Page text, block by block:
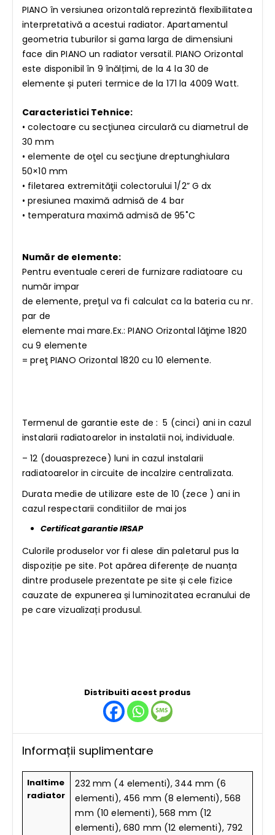
PIANO în versiunea orizontală reprezintă flexibilitatea
interpretativă a acestui radiator. Apartamentul
geometria tuburilor si gama larga de dimensiuni
face din PIANO un radiator versatil. PIANO Orizontal
este disponibil în 9 înălțimi, de la 4 la 30 de
elemente și puteri termice de la 171 la 4009 Watt.
Caracteristici Tehnice:
• colectoare cu secţiunea circulară cu diametrul de
30 mm
• elemente de oţel cu secţiune dreptunghiulara
50×10 mm
• filetarea extremităţii colectorului 1/2” G dx
• presiunea maximă admisă de 4 bar
• temperatura maximă admisă de 95˚C
Număr de elemente:
Pentru eventuale cereri de furnizare radiatoare cu
număr impar
de elemente, preţul va fi calculat ca la bateria cu nr.
par de
elemente mai mare.Ex.: PIANO Orizontal lăţime 1820
cu 9 elemente
= preţ PIANO Orizontal 1820 cu 10 elemente.
Termenul de garantie este de : 5 (cinci) ani in cazul
instalarii radiatoarelor in instalatii noi, individuale.
– 12 (douasprezece) luni in cazul instalarii
radiatoarelor in circuite de incalzire centralizata.
Durata medie de utilizare este de 10 (zece ) ani in
cazul respectarii conditiilor de mai jos
Certificat garantie IRSAP
Culorile produselor vor fi alese din paletarul pus la
dispoziție pe site. Pot apărea diferențe de nuanța
dintre produsele prezentate pe site și cele fizice
cauzate de expunerea și luminozitatea ecranului de
pe care vizualizați produsul.
Distribuiti acest produs
Informații suplimentare
Inaltime
radiator
232 mm (4 elementi), 344 mm (6
elementi), 456 mm (8 elementi), 568
mm (10 elementi), 568 mm (12
elementi), 680 mm (12 elementi), 792